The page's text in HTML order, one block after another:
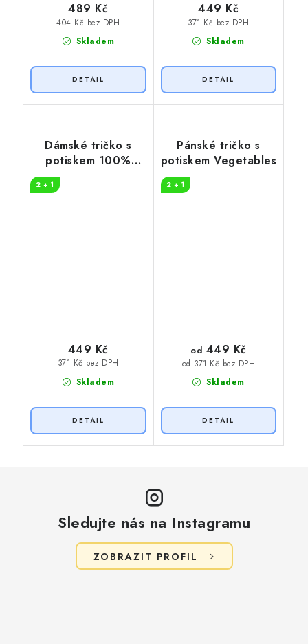
Skladem
404 Kč bez DPH
489 Kč
Skladem
371 Kč bez DPH
449 Kč
Dámské tričko s
potiskem 100%
2 + 1
Skladem
371 Kč bez DPH
449 Kč
Pánské tričko s
potiskem Vegetables
2 + 1
Skladem
od 371 Kč bez DPH
od 449 Kč
Sledujte nás na Instagramu
ZOBRAZIT PROFIL